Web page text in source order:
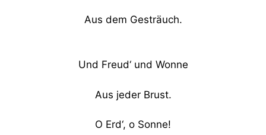
Aus dem Gesträuch.
Und Freud‘ und Wonne
Aus jeder Brust.
O Erd‘, o Sonne!